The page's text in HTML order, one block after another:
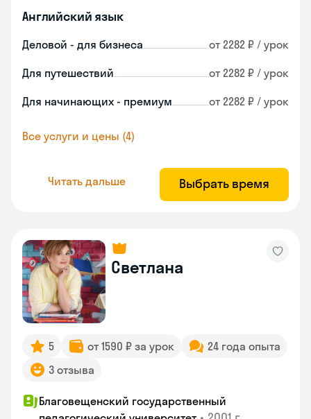
Английский язык
Деловой - для бизнеса от 2282 ₽ / урок
Для путешествий от 2282 ₽ / урок
Для начинающих - премиум от 2282 ₽ / урок
Все услуги и цены (4)
Читать дальше Выбрать время
Светлана
5 от 1590 ₽ за урок
24 года опыта
3 отзыва
Благовещенский государственный